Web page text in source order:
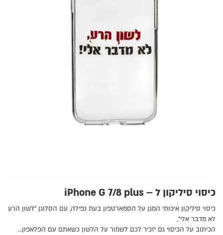
כיסוי סיליקון ל – iPhone G 7/8 plus
כיסוי סיליקון איכותי המגן על הסמארטפון בעת נפילה, עם הסלוגן "לשון הרע
לא מדבר אלי",
הכיתוב על הכיסוי גם יזכיר לכם לשמור על הלשון כשאתם עם הפלאפון…